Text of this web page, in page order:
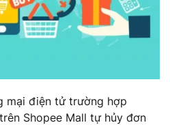
mại điện tử trường hợp
Shopee Mall tự hủy đơn